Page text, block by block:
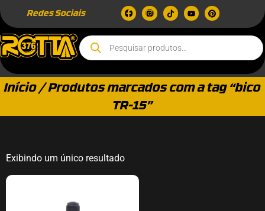
Redes Sociais
Início/ Produtos marcados com a tag “bico
TR-15”
Exibindo um único resultado